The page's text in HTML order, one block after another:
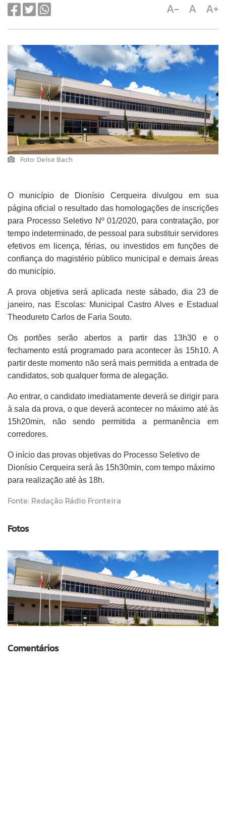
A- A A+
Foto: Deise Bach
O município de Dionísio Cerqueira divulgou em sua
página oficial o resultado das homologações de inscrições
para Processo Seletivo Nº 01/2020, para contratação, por
tempo indeterminado, de pessoal para substituir servidores
efetivos em licença, férias, ou investidos em funções de
confiança do magistério público municipal e demais áreas
do município.
A prova objetiva será aplicada neste sábado, dia 23 de
janeiro, nas Escolas: Municipal Castro Alves e Estadual
Theodureto Carlos de Faria Souto.
Os portões serão abertos a partir das 13h30 e o
fechamento está programado para acontecer às 15h10. A
partir deste momento não será mais permitida a entrada de
candidatos, sob qualquer forma de alegação.
Ao entrar, o candidato imediatamente deverá se dirigir para
à sala da prova, o que deverá acontecer no máximo até às
15h20min, não sendo permitida a permanência em
corredores.
O início das provas objetivas do Processo Seletivo de
Dionísio Cerqueira será às 15h30min, com tempo máximo
para realização até às 18h.
Fonte: Redação Rádio Fronteira
Fotos
Comentários